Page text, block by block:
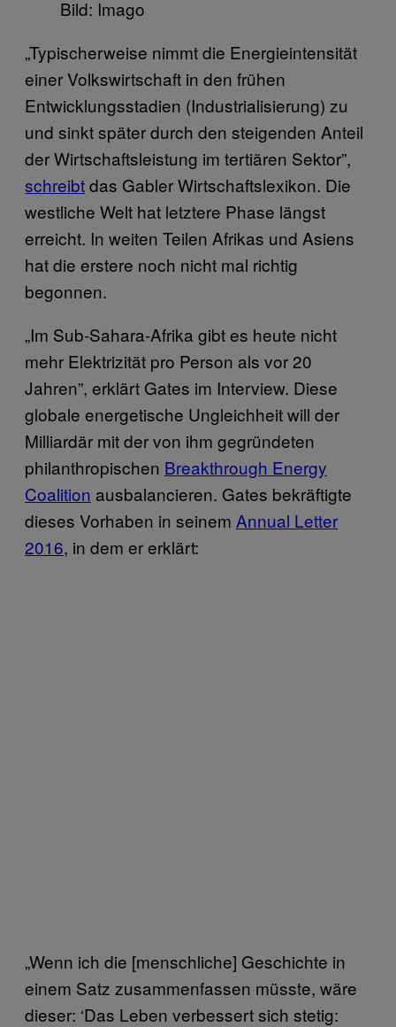
Bild: Imago
„Typischerweise nimmt die Energieintensität
einer Volkswirtschaft in den frühen
Entwicklungsstadien (Industrialisierung) zu
und sinkt später durch den steigenden Anteil
der Wirtschaftsleistung im tertiären Sektor”,
schreibtdas Gabler Wirtschaftslexikon. Die
westliche Welt hat letztere Phase längst
erreicht. In weiten Teilen Afrikas und Asiens
hat die erstere noch nicht mal richtig
begonnen.
„Im Sub-Sahara-Afrika gibt es heute nicht
mehr Elektrizität pro Person als vor 20
Jahren”, erklärt Gates im Interview. Diese
globale energetische Ungleichheit will der
Milliardär mit der von ihm gegründeten
philanthropischen Breakthrough Energy
Coalition ausbalancieren. Gates bekräftigte
dieses Vorhaben in seinem Annual Letter
2016, in dem er erklärt:
„Wenn ich die [menschliche] Geschichte in
einem Satz zusammenfassen müsste, wäre
dieser: ‘Das Leben verbessert sich stetig: